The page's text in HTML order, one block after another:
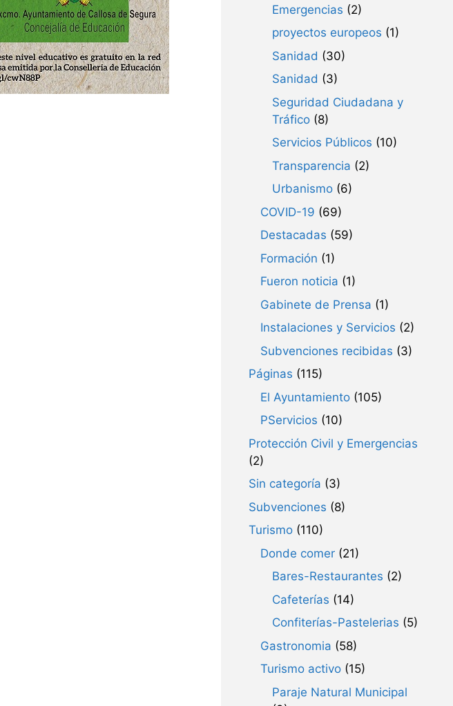
Emergencias (2)
proyectos europeos (1)
Sanidad (30)
Sanidad (3)
Seguridad Ciudadana y
Tráfico (8)
Servicios Públicos (10)
Transparencia (2)
Urbanismo (6)
COVID-19 (69)
Destacadas (59)
Formación (1)
Fueron noticia (1)
Gabinete de Prensa (1)
Instalaciones y Servicios (2)
Subvenciones recibidas (3)
Páginas (115)
El Ayuntamiento (105)
PServicios (10)
Protección Civil y Emergencias
(2)
Sin categoría (3)
Subvenciones (8)
Turismo (110)
Donde comer (21)
Bares-Restaurantes (2)
Cafeterías (14)
Confiterías-Pastelerias (5)
Gastronomia (58)
Turismo activo (15)
Paraje Natural Municipal